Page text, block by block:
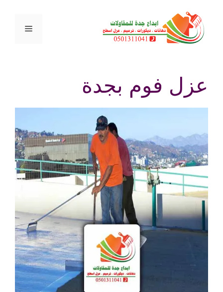
المحتوى
القائمة
عزل فوم بجدة